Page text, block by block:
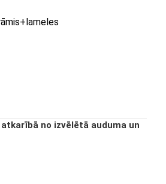
no izvēlētā auduma un